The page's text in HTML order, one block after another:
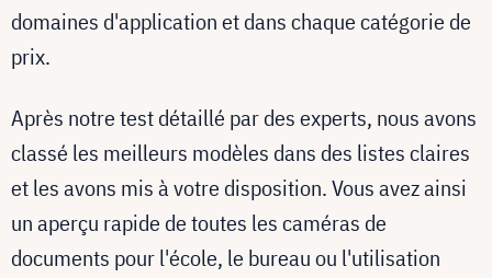
domaines d'application et dans chaque catégorie de
prix.
Après notre test détaillé par des experts, nous avons
classé les meilleurs modèles dans des listes claires
et les avons mis à votre disposition. Vous avez ainsi
un aperçu rapide de toutes les caméras de
documents pour l'école, le bureau ou l'utilisation